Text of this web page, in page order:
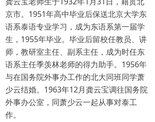
京市。1951年高中毕业后保送北京大学东
语系泰语专业学习，成为东语系第一届学
生，1955年毕业。毕业后留校任教员、讲
师，教研室主任、副系主任，成为时任东
语系主任季羡林老师的得力助手。1956年
与在国务院外事办工作的北大同班同学萧
少云结婚。1963年12月龚云宝调往国务院
外事办公室，同萧少云一起从事对泰工
作。